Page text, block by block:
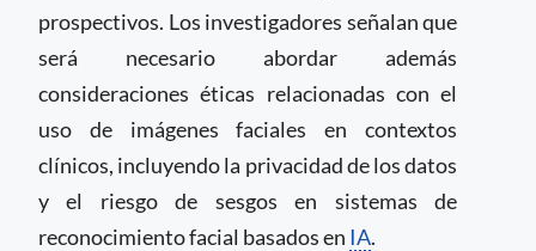
prospectivos. Los investigadores señalan que
será necesario abordar además
consideraciones éticas relacionadas con el
uso de imágenes faciales en contextos
clínicos, incluyendo la privacidad de los datos
y el riesgo de sesgos en sistemas de
reconocimiento facial basados en IA.